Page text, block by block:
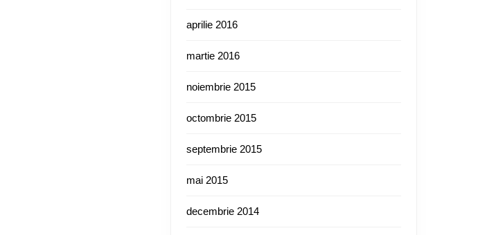
aprilie 2016
martie 2016
noiembrie 2015
octombrie 2015
septembrie 2015
mai 2015
decembrie 2014